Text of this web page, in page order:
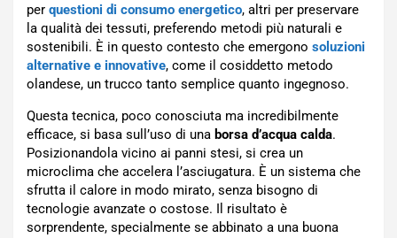
per questioni di consumo energetico, altri per preservare
la qualità dei tessuti, preferendo metodi più naturali e
sostenibili. È in questo contesto che emergono soluzioni
alternative e innovative, come il cosiddetto metodo
olandese, un trucco tanto semplice quanto ingegnoso.
Questa tecnica, poco conosciuta ma incredibilmente
efficace, si basa sull’uso di una borsa d’acqua calda.
Posizionandola vicino ai panni stesi, si crea un
microclima che accelera l’asciugatura. È un sistema che
sfrutta il calore in modo mirato, senza bisogno di
tecnologie avanzate o costose. Il risultato è
sorprendente, specialmente se abbinato a una buona